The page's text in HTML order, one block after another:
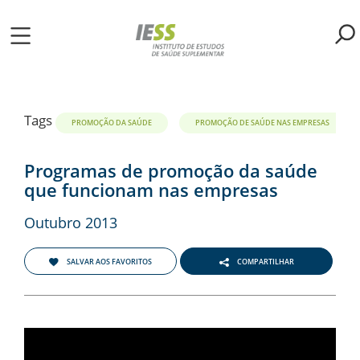
para
Tags PROMOÇÃO DA SAÚDE PROMOÇÃO DE SAÚDE NAS EMPRESAS
Programas de promoção da saúde
que funcionam nas empresas
Outubro 2013
SALVAR AOS FAVORITOS COMPARTILHAR